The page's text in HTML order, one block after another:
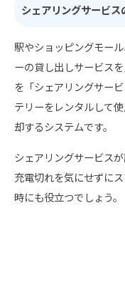
シェアリングサービス
駅やショッピングモー
ーの貸し出しサービス
を「シェアリングサー
テリーをレンタルして
却するシステムです。
シェアリングサービス
充電切れを気にせずに
時にも役立つでしょう。